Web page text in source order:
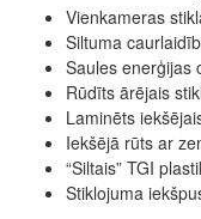
Vienkameras
Siltuma
Saules enerģijas
Rūdīts ārējais
Laminēts
Iekšējā rūts ar
“Siltais” TGI
Stiklojuma